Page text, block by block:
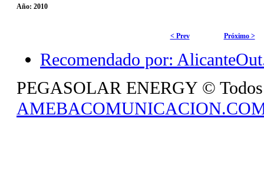
Año: 2010
< Prev Próximo >
Recomendado por:
PEGASOLAR ENERGY © Todos